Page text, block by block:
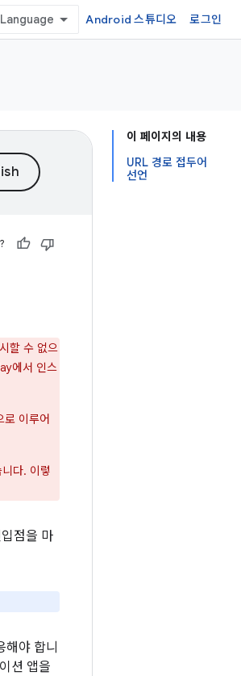
Android 스튜디오 로그인
이 페이지의 내용
URL 경로 접두어
선언
할 수 없으
에서 인스
이루어
다. 이렇
점을 마
야 합니
션 앱을